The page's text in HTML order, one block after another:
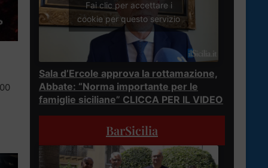
Fai clic per accettare i
cookie per questo servizio
Sala d’Ercole approva la rottamazione,
Abbate: “Norma importante per le
famiglie siciliane” CLICCA PER IL VIDEO
BarSicilia